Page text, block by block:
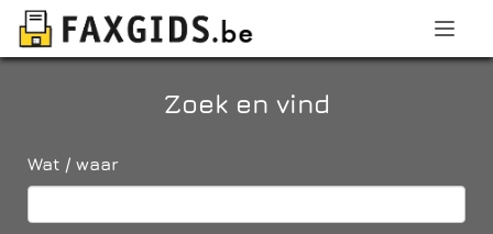
Zoek en vind
Wat / waar